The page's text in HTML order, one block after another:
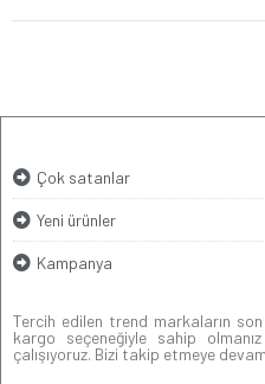
Çok satanlar
Yeni ürünler
Kampanya
Tercih edilen trend markaların
kargo seçeneğiyle sahip
çalışıyoruz. Bizi takip etmeye